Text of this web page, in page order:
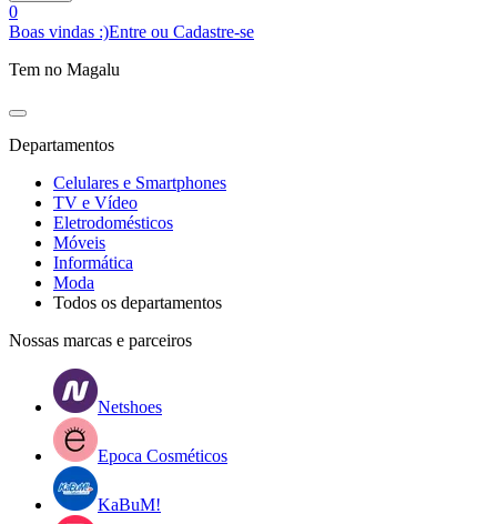
0
Boas vindas :)Entre ou Cadastre-se
Tem no Magalu
Departamentos
Celulares e Smartphones
TV e Vídeo
Eletrodomésticos
Móveis
Informática
Moda
Todos os departamentos
Nossas marcas e parceiros
Netshoes
Epoca Cosméticos
KaBuM!